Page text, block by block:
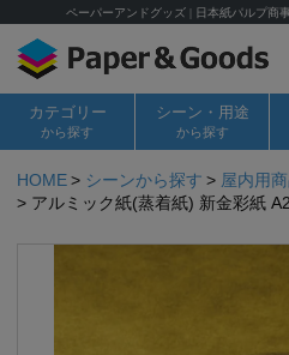
ペーパーアンドグッズ | 日本紙パルプ商
カテゴリー
から探す
シーン・用途
から探す
HOME シーンから探す 屋内用
アルミック紙(蒸着紙) 新金彩紙